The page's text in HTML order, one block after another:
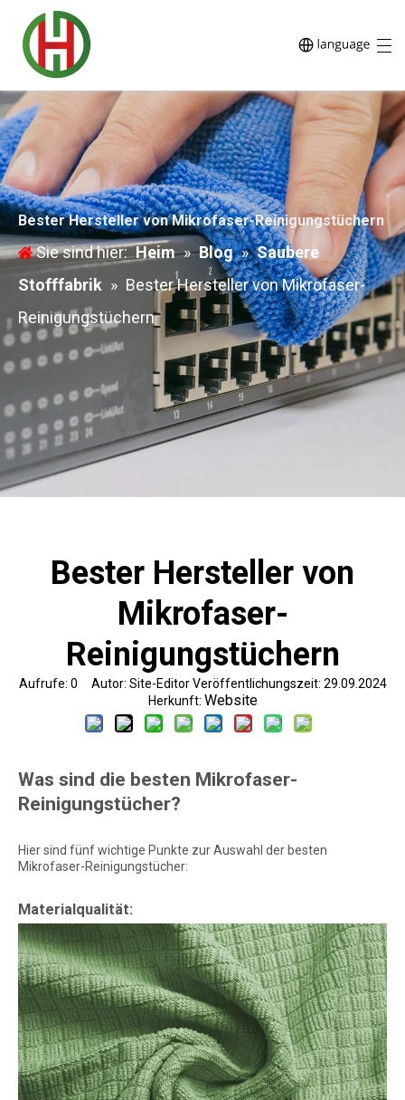
Bester Hersteller von Mikrofaser-Reinigungstüchern
Sie sind hier: Heim » Blog » Saubere
Stofffabrik » Bester Hersteller von Mikrofaser-
Reinigungstüchern
Bester Hersteller von
Mikrofaser-
Reinigungstüchern
Aufrufe: 0 Autor: Site-Editor Veröffentlichungszeit: 29.09.2024
Herkunft: Website
Was sind die besten Mikrofaser-
Reinigungstücher?
Hier sind fünf wichtige Punkte zur Auswahl der besten
Mikrofaser-Reinigungstücher:
Materialqualität: